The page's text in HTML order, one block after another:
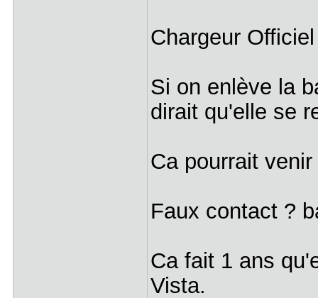
Chargeur
Si on enlève la
dirait qu'elle se
Ca pourrait
Faux contact ?
Ca fait 1 ans
Vista.